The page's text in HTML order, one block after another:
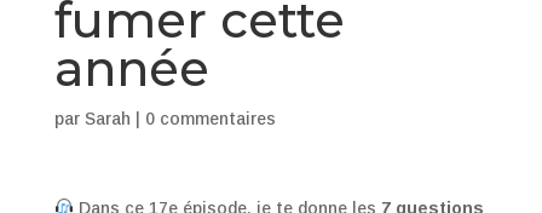
fumer cette
année
par Sarah 0 commentaires
Dans ce 17e épisode, je te donne les 7 questions